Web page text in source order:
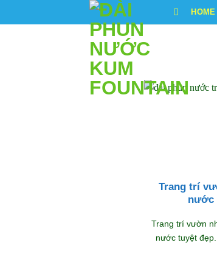
qua
HOME
Trang trí
nước
Trang trí vườn
nước tuyệt